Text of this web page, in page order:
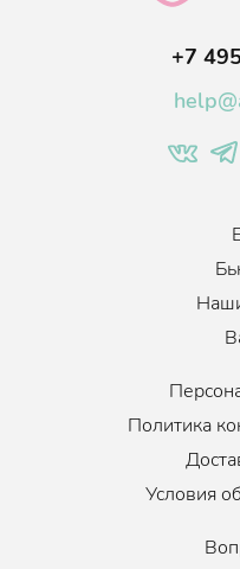
+7
Политика
Условия